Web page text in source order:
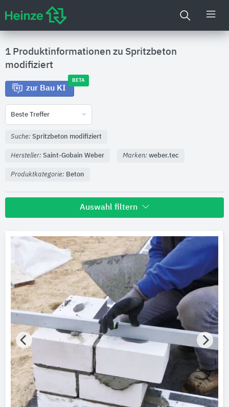
1 Produktinformationen zu Spritzbeton
modifiziert
zur Bau KI
BETA
Beste Treffer
Suche: Spritzbeton modifiziert
Hersteller: Saint-Gobain Weber Marken: weber.tec
Produktkategorie: Beton
Auswahl filtern
Saint-Gobain Weber
weber.tec
Produktkategorie
Beton
Gebäude-Bauteile
Bitte auswählen
Baufunktionen
Bitte auswählen